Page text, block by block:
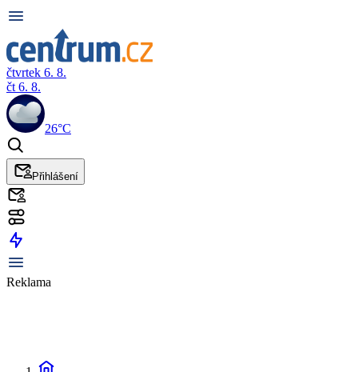
čtvrtek 6. 8.
čt 6. 8.
26°C
Přihlášení
Reklama